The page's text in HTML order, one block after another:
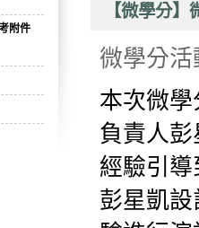
附件
【微學分
微學分活
本次微
負責人
經驗引導
彭星凱